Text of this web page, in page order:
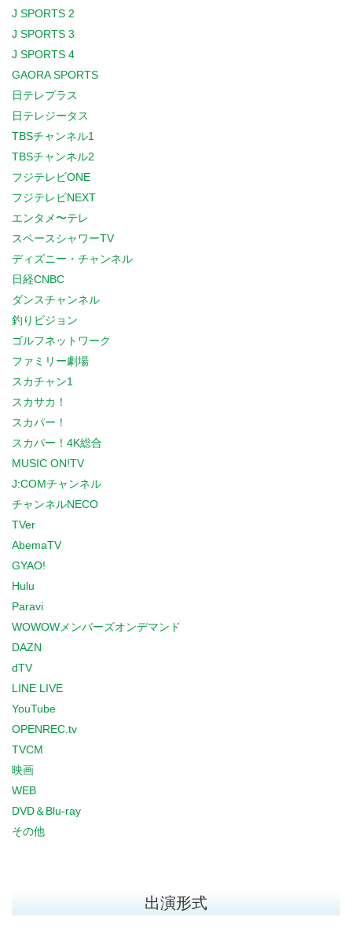
J SPORTS 2
J SPORTS 3
J SPORTS 4
GAORA SPORTS
日テレプラス
日テレジータス
TBSチャンネル1
TBSチャンネル2
フジテレビONE
フジテレビNEXT
エンタメ〜テレ
スペースシャワーTV
ディズニー・チャンネル
日経CNBC
ダンスチャンネル
釣りビジョン
ゴルフネットワーク
ファミリー劇場
スカチャン1
スカサカ！
スカパー！
スカパー！4K総合
MUSIC ON!TV
J:COMチャンネル
チャンネルNECO
TVer
AbemaTV
GYAO!
Hulu
Paravi
WOWOWメンバーズオンデマンド
DAZN
dTV
LINE LIVE
YouTube
OPENREC.tv
TVCM
映画
WEB
DVD＆Blu-ray
その他
出演形式